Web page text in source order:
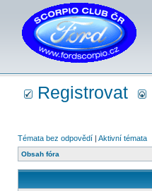
Registrovat
Témata bez odpovědí | Aktivní témata
Obsah fóra